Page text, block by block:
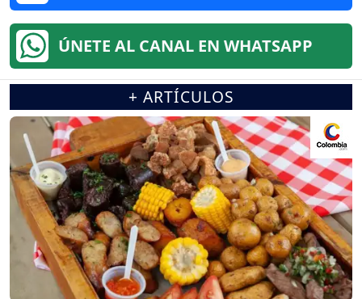
ÚNETE AL CANAL EN WHATSAPP
+ ARTÍCULOS